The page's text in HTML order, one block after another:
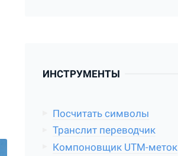
ИНСТРУМЕНТЫ
Посчитать символы
Транслит переводчик
Компоновщик UTM-меток